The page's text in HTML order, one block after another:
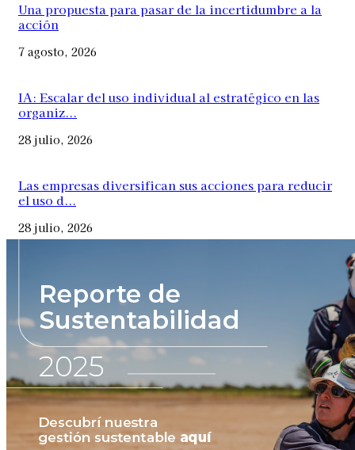
Una propuesta para pasar de la incertidumbre a la
acción
7 agosto, 2026
IA: Escalar del uso individual al estratégico en las
organiz...
28 julio, 2026
Las empresas diversifican sus acciones para reducir
el uso d...
28 julio, 2026